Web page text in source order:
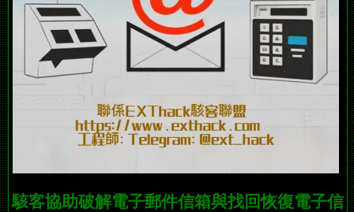
駭客協助破解電子郵件信箱與找回恢復電子信